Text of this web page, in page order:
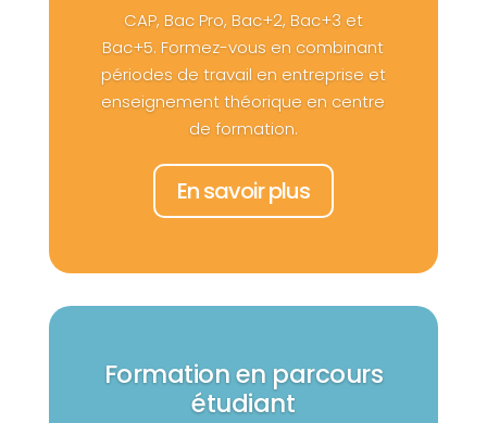
CAP, Bac Pro, Bac+2, Bac+3 et
Bac+5. Formez-vous en combinant
périodes de travail en entreprise et
enseignement théorique en centre
de formation.
En savoir plus
Formation en parcours
étudiant